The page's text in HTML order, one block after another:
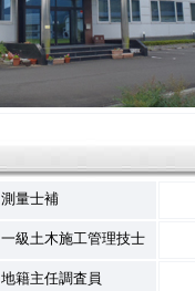
測量士補
一級土木施工管理技士
地籍主任調査員